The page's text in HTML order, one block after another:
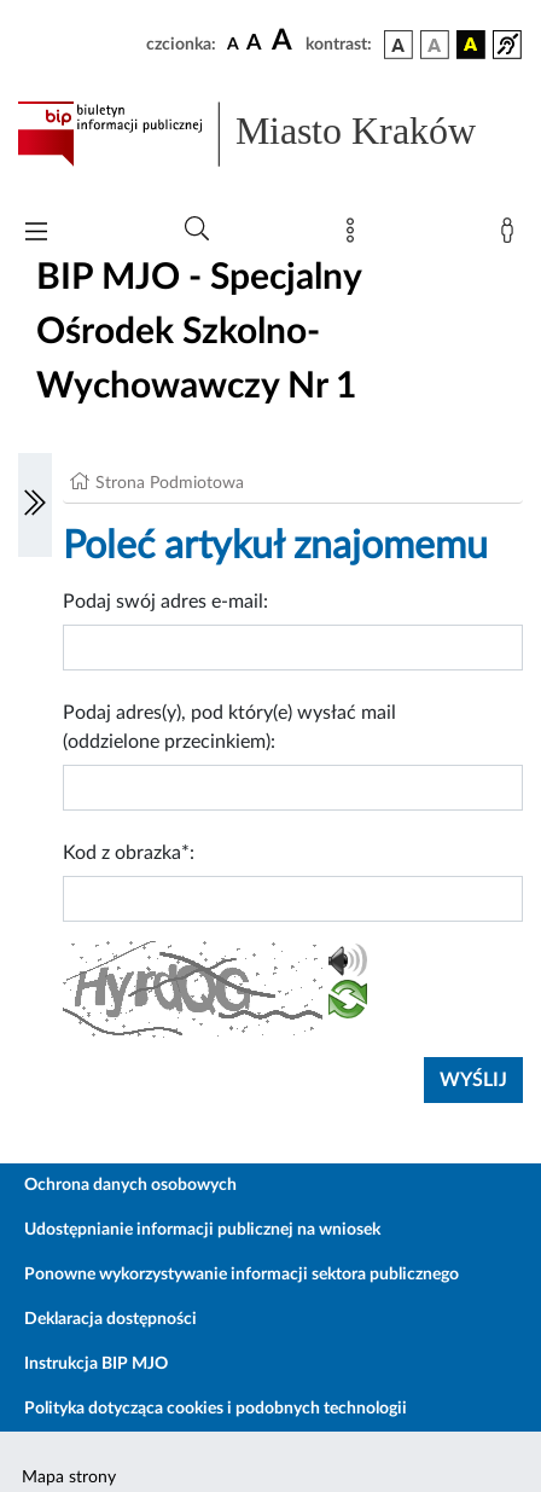
czcionka: A A A kontrast:
Miasto Kraków
BIP MJO - Specjalny
Ośrodek Szkolno-
Wychowawczy Nr 1
Strona Podmiotowa
Poleć artykuł znajomemu
Podaj swój adres e-mail:
Podaj adres(y), pod który(e) wysłać mail
(oddzielone przecinkiem):
Kod z obrazka*:
Ochrona danych osobowych
Udostępnianie informacji publicznej na wniosek
Ponowne wykorzystywanie informacji sektora publicznego
Deklaracja dostępności
Instrukcja BIP MJO
Polityka dotycząca cookies i podobnych technologii
Mapa strony